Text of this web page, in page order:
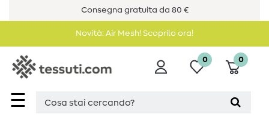
Consegna gratuita da 80 €
Novità: Air Mesh! Scoprilo ora!
☰
0 0